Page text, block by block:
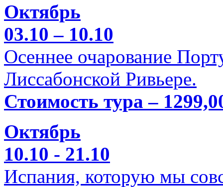
Октябрь
03.10 – 10.10
Осеннее очарование
Лиссабонской Ривьере.
Стоимость тура –
Октябрь
10.10 - 21.10
Испания, которую мы